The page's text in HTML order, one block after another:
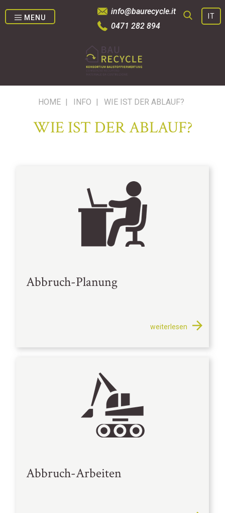
MENU
info@baurecycle.it
0471 282 894
IT
HOME | INFO | WIE IST DER ABLAUF?
WIE IST DER ABLAUF?
Abbruch-Planung
weiterlesen
Abbruch-Arbeiten